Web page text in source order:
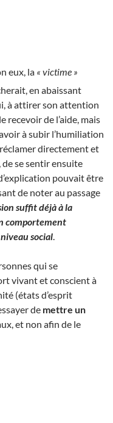
eux, la « victime »
en abaissant
à attirer son attention
recevoir de l’aide, mais
à subir l’humiliation
directement et
de se sentir ensuite
pouvait être
de noter au passage
suffit déjà à la
comportement
social
qui se
vivant et conscient à
(états d’esprit
de mettre un
et non afin de le